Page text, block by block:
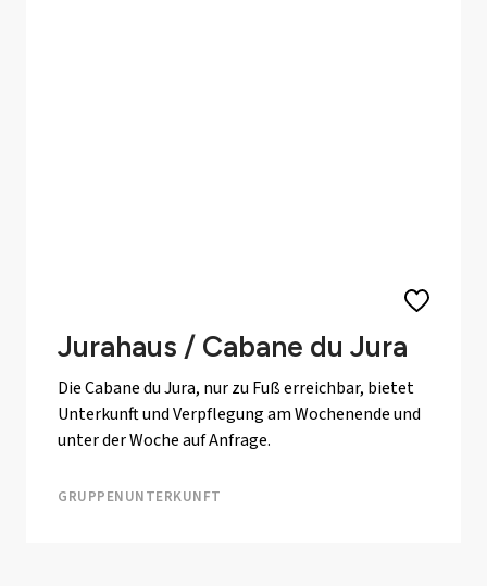
Jurahaus / Cabane du Jura
Die Cabane du Jura, nur zu Fuß erreichbar, bietet
Unterkunft und Verpflegung am Wochenende und
unter der Woche auf Anfrage.
GRUPPENUNTERKUNFT